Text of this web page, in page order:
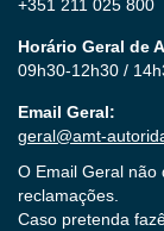
+351 211 025 800
Horário Geral de
09h30-12h30 /
Email Geral:
geral@amt-
O Email Geral não
reclamações.
Caso pretenda